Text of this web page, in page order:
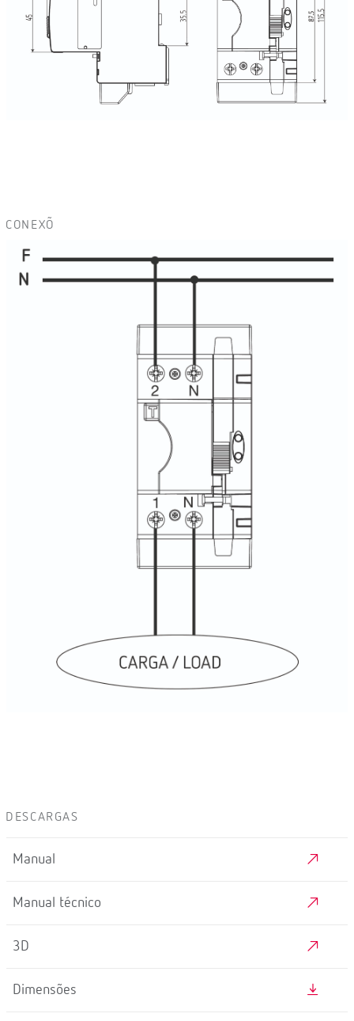
CONEXÕ
DESCARGAS
Manual
Manual técnico
3D
Dimensões